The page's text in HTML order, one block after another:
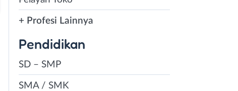
+ Profesi Lainnya
Pendidikan
SD – SMP
SMA / SMK